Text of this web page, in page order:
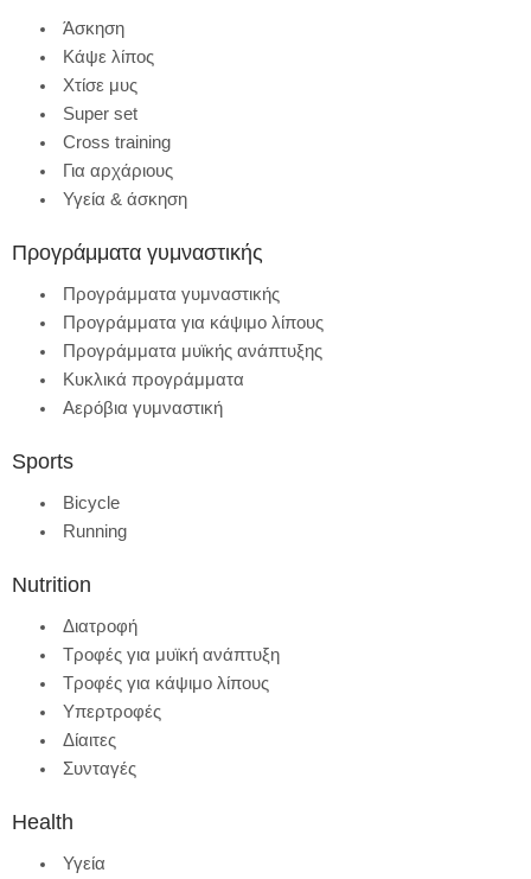
Άσκηση
Κάψε λίπος
Χτίσε μυς
Super set
Cross training
Για αρχάριους
Υγεία & άσκηση
Προγράμματα γυμναστικής
Προγράμματα γυμναστικής
Προγράμματα για κάψιμο λίπους
Προγράμματα μυϊκής ανάπτυξης
Κυκλικά προγράμματα
Αερόβια γυμναστική
Sports
Bicycle
Running
Nutrition
Διατροφή
Τροφές για μυϊκή ανάπτυξη
Τροφές για κάψιμο λίπους
Υπερτροφές
Δίαιτες
Συνταγές
Health
Υγεία